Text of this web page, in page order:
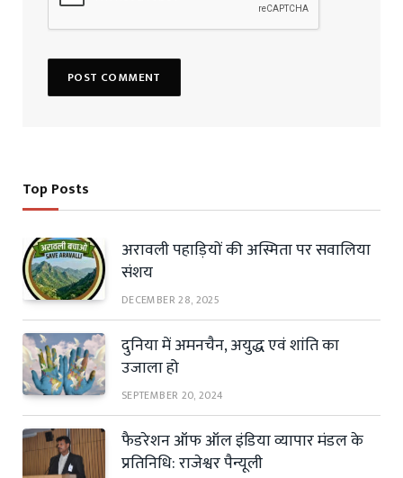
Top Posts
अरावली पहाड़ियों की अस्मिता पर सवालिया
संशय
DECEMBER 28, 2025
दुनिया में अमनचैन, अयुद्ध एवं शांति का
उजाला हो
SEPTEMBER 20, 2024
फैडरेशन ऑफ ऑल इंडिया व्यापार मंडल के
प्रतिनिधि: राजेश्वर पैन्यूली